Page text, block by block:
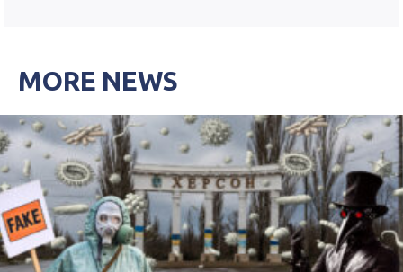
MORE NEWS